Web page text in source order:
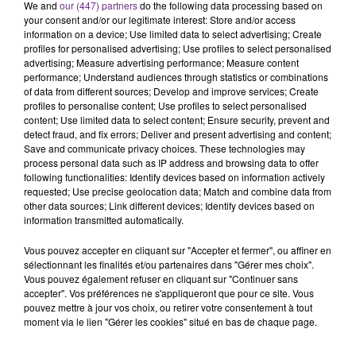
LA CENTRALE NUCLÉAIRE DE CHOOZ
TOUJOURS À L'ARRÊT
Cela fait déjà une semaine que la centrale
nucléaire ardennaise est à l'arrêt. Une situation
justifiée par la sécheresse intense qui est toujours
présente.
LE MAGASIN JOUÉCLUB DE REIMS FERME
We and our (447) partnersdo the following data processing based on
your consent and/or our legitimate interest: Store and/or access
information on a device; Use limited data to select advertising; Create
profiles for personalised advertising; Use profiles to select personalised
advertising; Measure advertising performance; Measure content
performance; Understand audiences through statistics or combinations
of data from different sources; Develop and improve services; Create
profiles to personalise content; Use profiles to select personalised
content; Use limited data to select content; Ensure security, prevent and
detect fraud, and fix errors; Deliver and present advertising and content;
Save and communicate privacy choices. These technologies may
process personal data such as IP address and browsing data to offer
following functionalities: Identify devices based on information actively
requested; Use precise geolocation data; Match and combine data from
other data sources; Link different devices; Identify devices based on
information transmitted automatically.
Vous pouvez accepter en cliquant sur "Accepter et fermer", ou affiner en
sélectionnant les finalités et/ou partenaires dans "Gérer mes choix".
Vous pouvez également refuser en cliquant sur "Continuer sans
accepter". Vos préférences ne s'appliqueront que pour ce site. Vous
pouvez mettre à jour vos choix, ou retirer votre consentement à tout
moment via le lien "Gérer les cookies" situé en bas de chaque page.